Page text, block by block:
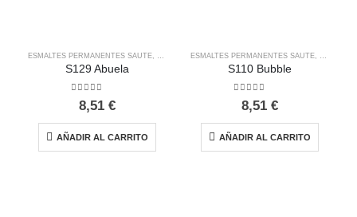
ESMALTES PERMANENTES SAUTE, SAUTE NAILS
S129 Abuela
out of 5
8,51 €
AÑADIR AL CARRITO
ESMALTES PERMANENTES SAUTE, SAUTE
S110 Bubble
out of 5
8,51 €
AÑADIR AL CARRITO